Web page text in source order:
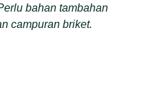
bahan tambahan
campuran briket.